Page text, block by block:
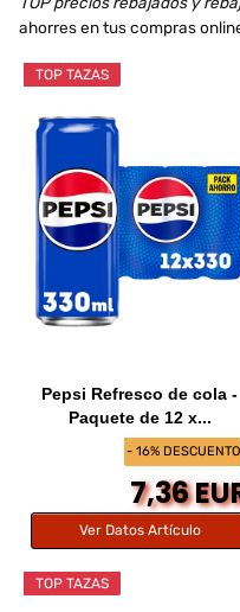
ahorres en tus compras
- 16% DESCUENTO
TOP TAZAS
Pepsi Refresco de cola -
Paquete de 12 x...
7,36
Ver Datos Artículo
TOP TAZAS